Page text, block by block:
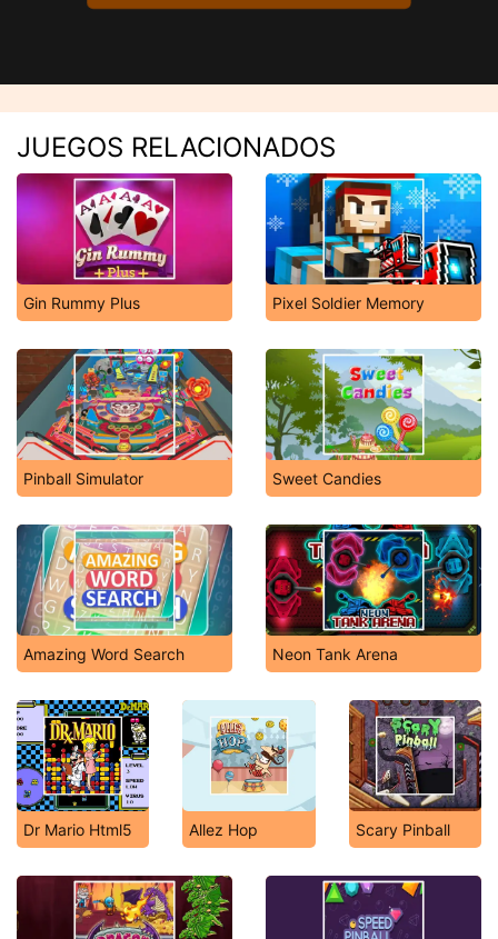
JUEGOS RELACIONADOS
Gin Rummy Plus Pixel Soldier Memory
Pinball Simulator Sweet Candies
Amazing Word Search Neon Tank Arena
Dr Mario Html5 Allez Hop Scary Pinball